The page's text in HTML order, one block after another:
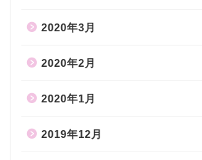
2020年3月
2020年2月
2020年1月
2019年12月